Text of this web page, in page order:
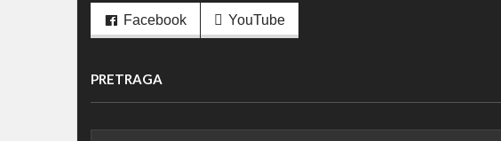
Facebook YouTube
PRETRAGA